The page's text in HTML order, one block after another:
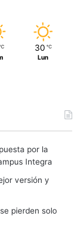
30 ℃
Lun
por la
Integra
versión y
pierden solo